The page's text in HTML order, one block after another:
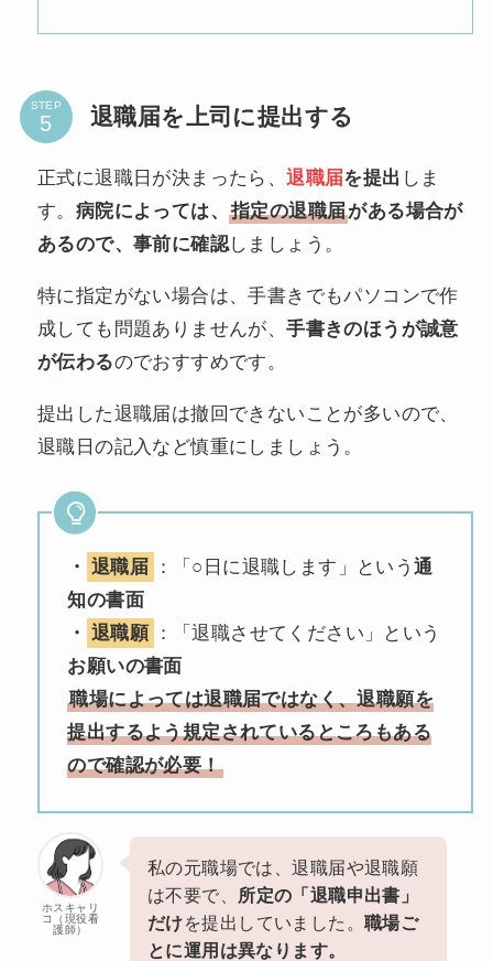
STEP 退職届を上司に提出する
正式に退職日が決まったら、退職届を提出 しま
す。 病院によっては、 指定の退職届がある場合が
あるので、事前に確認しましょう。
特に指定がない場合は、手書きでもパソコンで作
成しても問題ありませんが、手書きのほうが誠意
が伝わるのでおすすめです。
提出した退職届は撤回できないことが多いので、
退職日の記入など慎重にしましょう。
・ 退職届 ：「○日に退職します」という通
知の書面
・ 退職願
：「退職させてください」という
お願いの書面
職場によっては退職届ではなく、退職願を
提出するよう規定されているところもある
ので確認が必要！
ホスキャリ
コ（現役看
護師）
私の元職場では、退職届や退職願
は不要で、
所定の「退職申出書」
だけを提出していました。 職場ご
とに運用は異なります。